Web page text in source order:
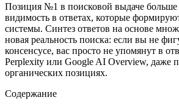
Позиция №1 в поисковой выдаче больше
видимость в ответах, которые
системы. Синтез ответов на основе
новая реальность поиска: если вы не
консенсусе, вас просто не упомянут в
Perplexity или Google AI Overview, даже
органических позициях.
Содержание